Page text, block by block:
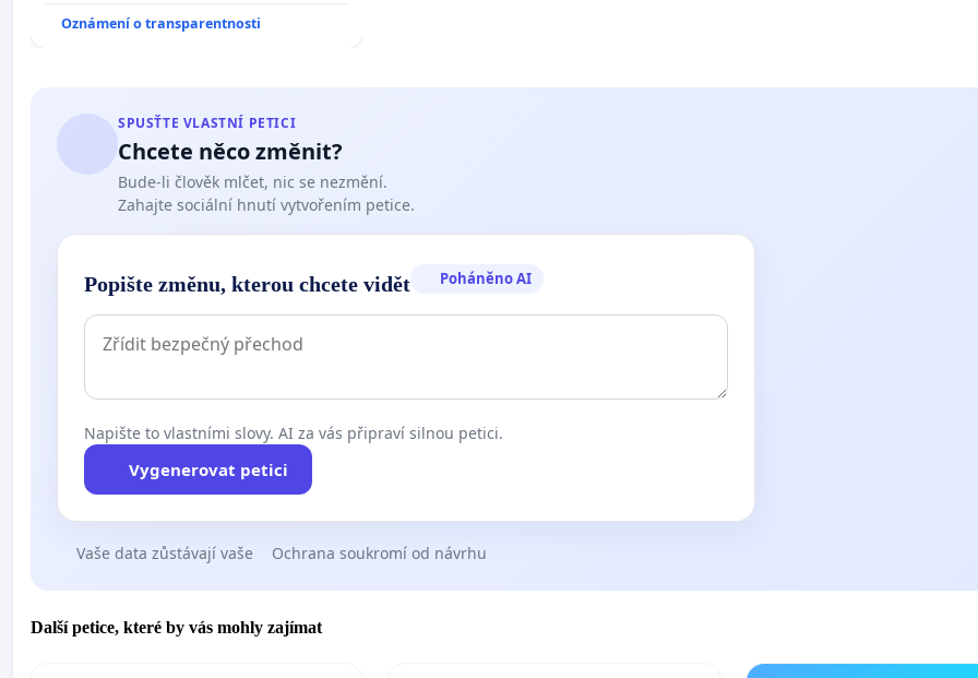
Oznámení o transparentnosti
SPUSŤTE VLASTNÍ PETICI
Chcete něco změnit?
Bude-li člověk mlčet, nic se nezmění.
Zahajte sociální hnutí vytvořením petice.
Popište změnu, kterou chcete vidět Poháněno AI
Napište to vlastními slovy. AI za vás připraví silnou petici.
Vygenerovat petici
Vaše data zůstávají vaše Ochrana soukromí od návrhu
Další petice, které by vás mohly zajímat